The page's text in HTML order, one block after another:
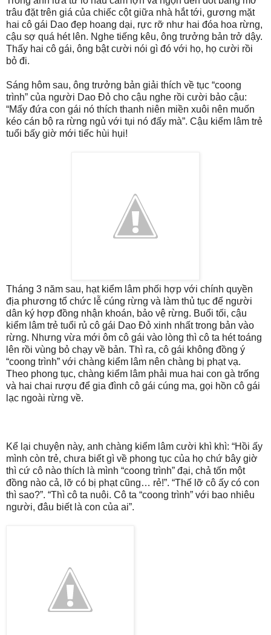
trâu đặt trên giá của chiếc cột giữa nhà hắt tới, gương mặt
hai cô gái Dao đẹp hoang dại, rực rỡ như hai đóa hoa rừng,
cậu sợ quá hét lên. Nghe tiếng kêu, ông trưởng bản trở dậy.
Thấy hai cô gái, ông bật cười nói gì đó với họ, họ cười rồi
bỏ đi.
Sáng hôm sau, ông trưởng bản giải thích về tục “coong
trình” của người Dao Đỏ cho cậu nghe rồi cười bảo cậu:
“Mấy đứa con gái nó thích thanh niên miền xuôi nên muốn
kéo cán bộ ra rừng ngủ với tụi nó đấy mà”. Cậu kiểm lâm trẻ
tuổi bấy giờ mới tiếc hùi hụi!
Tháng 3 năm sau, hạt kiểm lâm phối hợp với chính quyền
địa phương tổ chức lễ cúng rừng và làm thủ tục để người
dân ký hợp đồng nhận khoán, bảo vệ rừng. Buổi tối, cậu
kiểm lâm trẻ tuổi rủ cô gái Dao Đỏ xinh nhất trong bản vào
rừng. Nhưng vừa mới ôm cô gái vào lòng thì cô ta hét toáng
lên rồi vùng bỏ chạy về bản. Thì ra, cô gái không đồng ý
“coong trình” với chàng kiểm lâm nên chàng bị phạt vạ.
Theo phong tục, chàng kiểm lâm phải mua hai con gà trống
và hai chai rượu để gia đình cô gái cúng ma, gọi hồn cô gái
lạc ngoài rừng về.
Kể lại chuyện này, anh chàng kiểm lâm cười khì khì: “Hồi ấy
mình còn trẻ, chưa biết gì về phong tục của họ chứ bây giờ
thì cứ cô nào thích là mình “coong trình” đại, chả tốn một
đồng nào cả, lỡ có bị phạt cũng… rẻ!”. “Thế lỡ cô ấy có con
thì sao?”. “Thì cô ta nuôi. Cô ta “coong trình” với bao nhiêu
người, đâu biết là con của ai”.